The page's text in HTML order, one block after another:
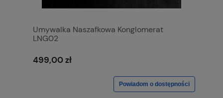
Umywalka Naszafkowa Konglomerat
LNG02
499,00 zł
Powiadom o dostępności